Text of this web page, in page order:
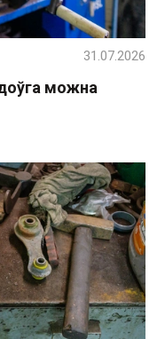
можна
31.07.2026